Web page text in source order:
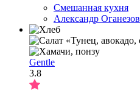
Смешанная кухня
Александр Оганезов
Gentle
3.8